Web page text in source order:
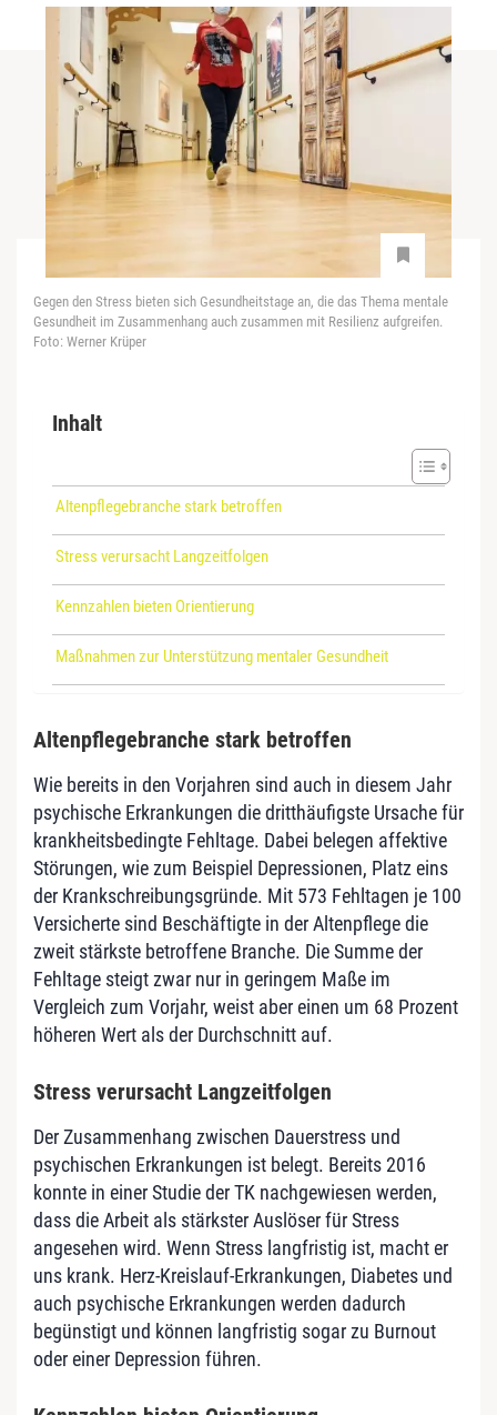
Gegen den Stress bieten sich Gesundheitstage an, die das Thema mentale
Gesundheit im Zusammenhang auch zusammen mit Resilienz aufgreifen.
Foto: Werner Krüper
Inhalt
Altenpflegebranche stark betroffen
Stress verursacht Langzeitfolgen
Kennzahlen bieten Orientierung
Maßnahmen zur Unterstützung mentaler Gesundheit
Altenpflegebranche stark betroffen
Wie bereits in den Vorjahren sind auch in diesem Jahr
psychische Erkrankungen die dritthäufigste Ursache für
krankheitsbedingte Fehltage. Dabei belegen affektive
Störungen, wie zum Beispiel Depressionen, Platz eins
der Krankschreibungsgründe. Mit 573 Fehltagen je 100
Versicherte sind Beschäftigte in der Altenpflege die
zweit stärkste betroffene Branche. Die Summe der
Fehltage steigt zwar nur in geringem Maße im
Vergleich zum Vorjahr, weist aber einen um 68 Prozent
höheren Wert als der Durchschnitt auf.
Stress verursacht Langzeitfolgen
Der Zusammenhang zwischen Dauerstress und
psychischen Erkrankungen ist belegt. Bereits 2016
konnte in einer Studie der TK nachgewiesen werden,
dass die Arbeit als stärkster Auslöser für Stress
angesehen wird. Wenn Stress langfristig ist, macht er
uns krank. Herz-Kreislauf-Erkrankungen, Diabetes und
auch psychische Erkrankungen werden dadurch
begünstigt und können langfristig sogar zu Burnout
oder einer Depression führen.